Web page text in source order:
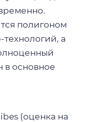
полигоном
а
в основное
(оценка на